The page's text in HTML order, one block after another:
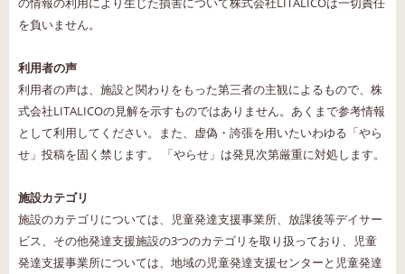
を負いません。
利用者の声
利用者の声は、施設と関わりをもった第三者の主観によるもので、株
式会社LITALICOの見解を示すものではありません。あくまで参考情報
として利用してください。また、虚偽・誇張を用いたいわゆる「やら
せ」投稿を固く禁じます。 「やらせ」は発見次第厳重に対処します。
施設カテゴリ
施設のカテゴリについては、児童発達支援事業所、放課後等デイサー
ビス、その他発達支援施設の3つのカテゴリを取り扱っており、児童
発達支援事業所については、地域の児童発達支援センターと児童発達